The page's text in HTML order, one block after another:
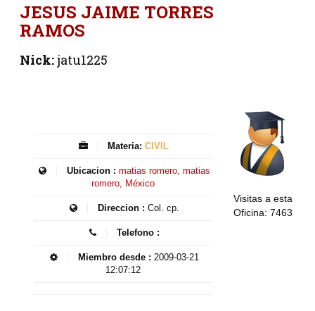
JESUS JAIME TORRES
RAMOS
Nick:jatu1225
Materia: CIVIL
Ubicacion : matias romero, matias
romero, México
Direccion : Col. cp.
Telefono :
Miembro desde : 2009-03-21
12:07:12
Visitas a esta
Oficina: 7463